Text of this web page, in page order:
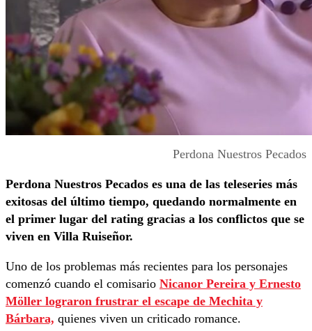
Perdona Nuestros Pecados
Perdona Nuestros Pecados es una de las teleseries más
exitosas del último tiempo, quedando normalmente en
el primer lugar del rating gracias a los conflictos que se
viven en Villa Ruiseñor.
Uno de los problemas más recientes para los personajes
comenzó cuando el comisario Nicanor Pereira y Ernesto
Möller lograron frustrar el escape de Mechita y
Bárbara, quienes viven un criticado romance.